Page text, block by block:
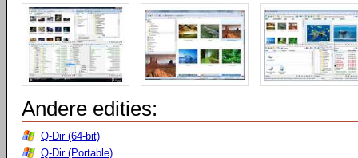
Andere edities:
Q-Dir (64-bit)
Q-Dir (Portable)